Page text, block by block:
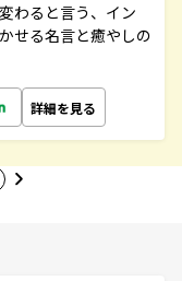
わると言う、イン
せる名言と癒やしの
詳細を見る